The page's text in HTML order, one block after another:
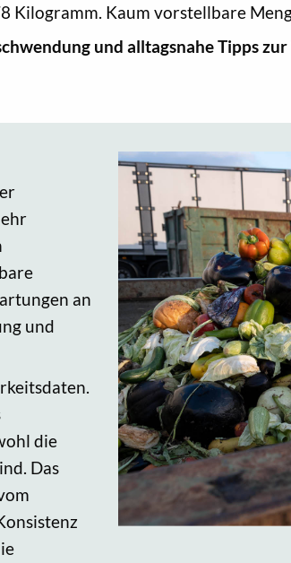
Kilogramm. Kaum vorstellbare
und alltagsnahe Tipps
an
und
die
Das